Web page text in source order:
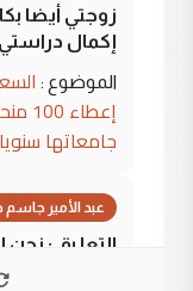
زوجتي أيضا
إكمال
الموضوع :
جامعاتها سنويا
عبد الأمير
التعليق : نحن
نتشرف بلقاء